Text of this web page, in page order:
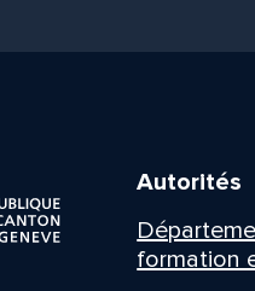
Autorités
formation